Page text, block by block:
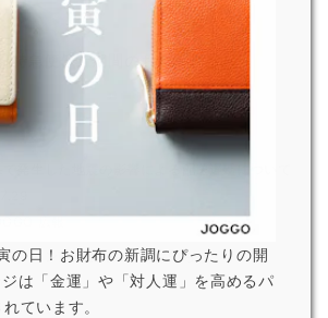
特急便停止期間のお知らせ
で発生した地震の影響による配送遅延について
広報
ション商品販売終了のお知らせ
広報
の日！お財布の新調にぴったりの開
は「金運」や「対人運」を高めるパ
ています。